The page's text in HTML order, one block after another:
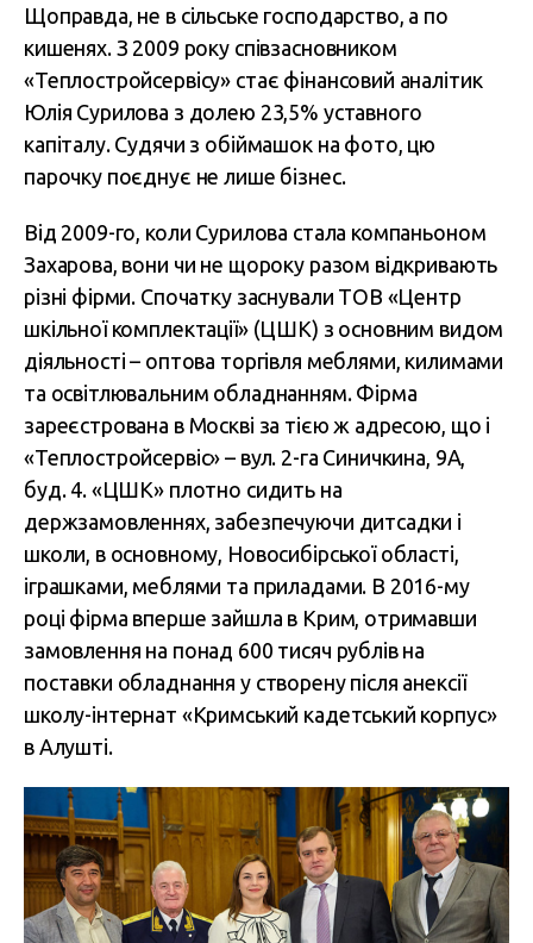
Щоправда, не в сільське господарство, а по
кишенях. З 2009 року співзасновником
«Теплостройсервісу» стає фінансовий аналітик
Юлія Сурилова з долею 23,5% уставного
капіталу. Судячи з обіймашок на фото, цю
парочку поєднує не лише бізнес.
Від 2009-го, коли Сурилова стала компаньоном
Захарова, вони чи не щороку разом відкривають
різні фірми. Спочатку заснували ТОВ «Центр
шкільної комплектації» (ЦШК) з основним видом
діяльності – оптова торгівля меблями, килимами
та освітлювальним обладнанням. Фірма
зареєстрована в Москві за тією ж адресою, що і
«Теплостройсервіс» – вул. 2-га Синичкина, 9А,
буд. 4. «ЦШК» плотно сидить на
держзамовленнях, забезпечуючи дитсадки і
школи, в основному, Новосибірської області,
іграшками, меблями та приладами. В 2016-му
році фірма вперше зайшла в Крим, отримавши
замовлення на понад 600 тисяч рублів на
поставки обладнання у створену після анексії
школу-інтернат «Кримський кадетський корпус»
в Алушті.